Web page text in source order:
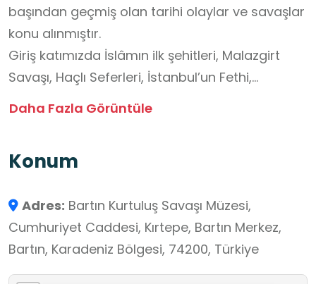
başından geçmiş olan tarihi olaylar ve savaşlar
konu alınmıştır.
Giriş katımızda İslâmın ilk şehitleri, Malazgirt
Savaşı, Haçlı Seferleri, İstanbul’un Fethi,
Trablusgarp ve Balkan Savaşları görsel
Savaşı, Çanakkale Savaşı ve envanterimize
anlatılmaktadır. Üçüncü katımızda Kurtuluş
Savaşımız ve Gazi Mustafa Kemal Atatürk’ün
hayatı kendisinin birebir ölçülerle yapılmış
heykeliyle desteklenerek anlatılmaktadır.
Daha Fazla Görüntüle
Konum
Adres: Bartın Kurtuluş Savaşı Müzesi,
Cumhuriyet Caddesi, Kırtepe, Bartın Merkez,
Bartın, Karadeniz Bölgesi, 74200, Türkiye